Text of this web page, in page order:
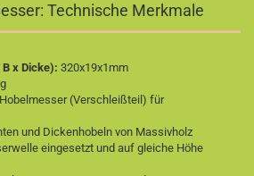
Technische Merkmale
x Dicke): 320x19x1mm
(Verschleißteil) für
und Dickenhobeln von Massivholz
eingesetzt und auf gleiche Höhe